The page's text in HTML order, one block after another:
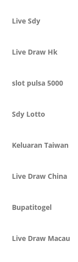
Live Sdy
Live Draw Hk
slot pulsa 5000
Sdy Lotto
Keluaran Taiwan
Live Draw China
Bupatitogel
Live Draw Macau